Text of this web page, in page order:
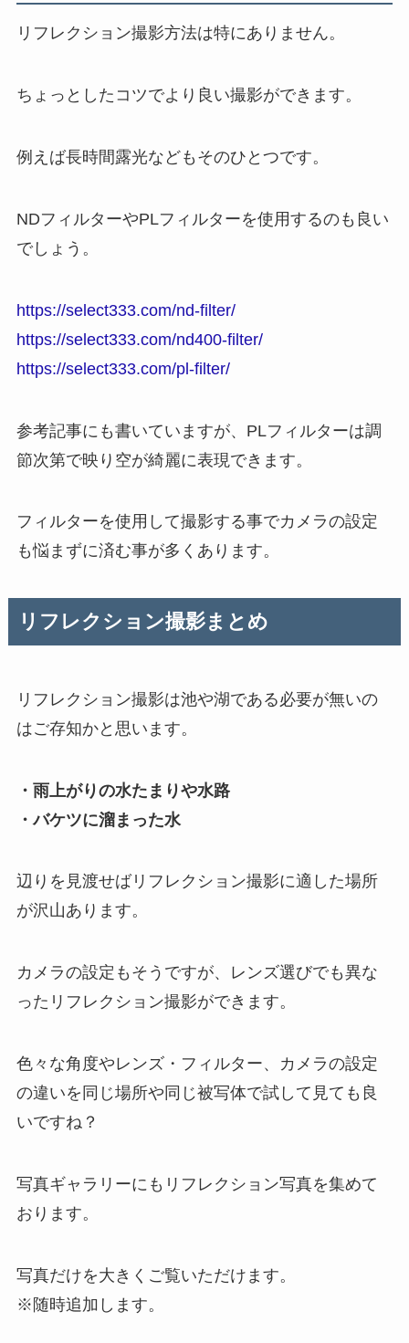
リフレクション撮影方法は特にありません。
ちょっとしたコツでより良い撮影ができます。
例えば長時間露光などもそのひとつです。
NDフィルターやPLフィルターを使用するのも良い
でしょう。
https://select333.com/nd-filter/
https://select333.com/nd400-filter/
https://select333.com/pl-filter/
参考記事にも書いていますが、PLフィルターは調
節次第で映り空が綺麗に表現できます。
フィルターを使用して撮影する事でカメラの設定
も悩まずに済む事が多くあります。
リフレクション撮影まとめ
リフレクション撮影は池や湖である必要が無いの
はご存知かと思います。
・雨上がりの水たまりや水路
・バケツに溜まった水
辺りを見渡せばリフレクション撮影に適した場所
が沢山あります。
カメラの設定もそうですが、レンズ選びでも異な
ったリフレクション撮影ができます。
色々な角度やレンズ・フィルター、カメラの設定
の違いを同じ場所や同じ被写体で試して見ても良
いですね？
写真ギャラリーにもリフレクション写真を集めて
おります。
写真だけを大きくご覧いただけます。
※随時追加します。